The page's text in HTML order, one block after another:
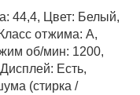
44,4, Цвет: Белый,
отжима: A,
об/мин: 1200,
Есть,
(стирка /